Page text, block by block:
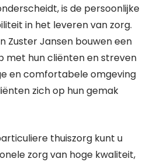
is de persoonlijke
in het leveren van zorg.
Zuster Jansen bouwen een
met hun cliënten en streven
en comfortabele omgeving
zich op hun gemak
thuiszorg kunt u
zorg van hoge kwaliteit,